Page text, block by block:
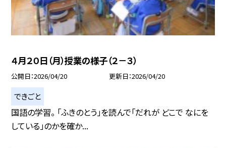
４月２０日（月）授業の様子（２－３）
公開日 2026/04/20 更新日 2026/04/20
できごと
国語の学習。 「ふきのとう」を読んで「だれが どこで なにを
している」のかを確か...